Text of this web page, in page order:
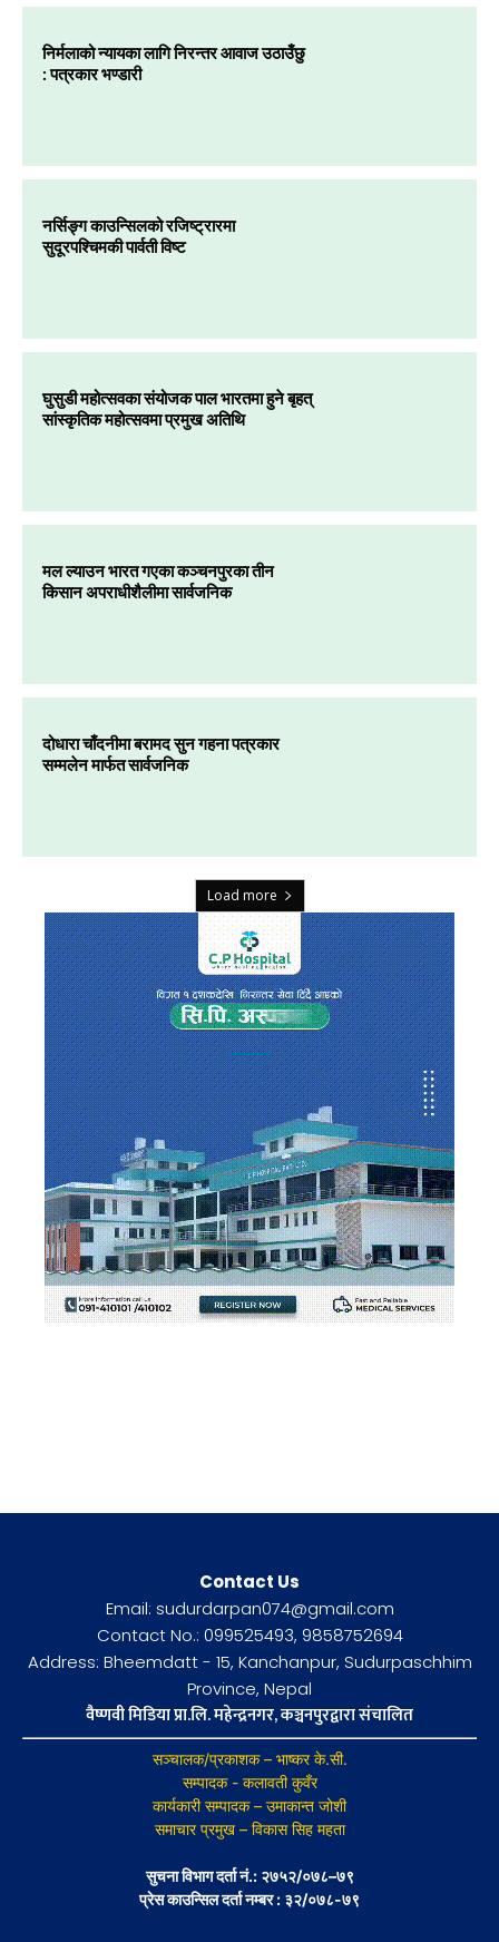
निर्मलाको न्यायका लागि निरन्तर आवाज उठाउँछु
: पत्रकार भण्डारी
नर्सिङ्ग काउन्सिलको रजिष्ट्रारमा
सुदूरपश्चिमकी पार्वती विष्ट
घुसुडी महोत्सवका संयोजक पाल भारतमा हुने बृहत्
सांस्कृतिक महोत्सवमा प्रमुख अतिथि
मल ल्याउन भारत गएका कञ्चनपुरका तीन
किसान अपराधीशैलीमा सार्वजनिक
दोधारा चाँदनीमा बरामद सुन गहना पत्रकार
सम्मलेन मार्फत सार्वजनिक
Load more
Contact Us
Email: sudurdarpan074@gmail.com
Contact No.: 099525493, 9858752694
Address: Bheemdatt - 15, Kanchanpur, Sudurpaschhim
Province, Nepal
वैष्णवी मिडिया प्रा.लि. महेन्द्रनगर, कञ्चनपुरद्वारा संचालित
सञ्चालक/प्रकाशक – भाष्कर के.सी.
सम्पादक - कलावती कुवँर
कार्यकारी सम्पादक – उमाकान्त जोशी
समाचार प्रमुख – विकास सिह महता
सुचना विभाग दर्ता नं.: २७५२/०७८–७९
प्रेस काउन्सिल दर्ता नम्बर : ३२/०७८-७९